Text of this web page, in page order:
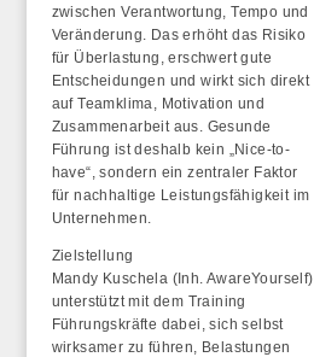
zwischen Verantwortung, Tempo und
Veränderung. Das erhöht das Risiko
für Überlastung, erschwert gute
Entscheidungen und wirkt sich direkt
auf Teamklima, Motivation und
Zusammenarbeit aus. Gesunde
Führung ist deshalb kein „Nice-to-
have“, sondern ein zentraler Faktor
für nachhaltige Leistungsfähigkeit im
Unternehmen.
Zielstellung
Mandy Kuschela (Inh. AwareYourself)
unterstützt mit dem Training
Führungskräfte dabei, sich selbst
wirksamer zu führen, Belastungen